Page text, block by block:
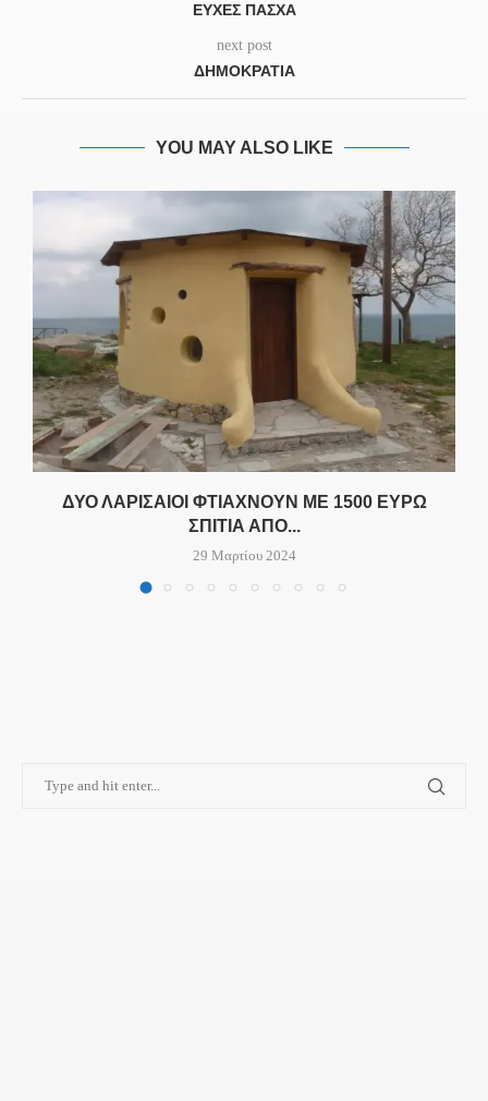
ΕΥΧΈΣ ΠΆΣΧΑ
next post
ΔΗΜΟΚΡΑΤΊΑ
YOU MAY ALSO LIKE
ΔΥΟ ΛΑΡΙΣΑΊΟΙ ΦΤΙΆΧΝΟΥΝ ΜΕ 1500 ΕΥΡΏ
ΣΠΊΤΙΑ ΑΠΌ...
29 Μαρτίου 2024